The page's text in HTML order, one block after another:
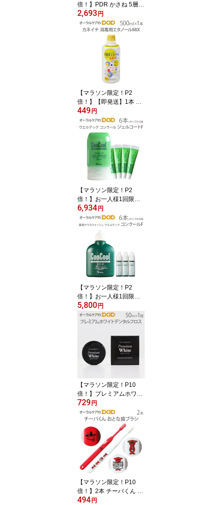
倍！】PDR かさね 5層マ
スク 日本製 30枚入り
【花粉症対策】【感染対
策】【高機能】【個包装
ではございません】【メ
ール便不可】
2,693円
【マラソン限定！P2
倍！】【即発送】1本 兼
一薬品 消毒用エタノール
MIX 500ml【医薬部外
品】【カビ・食中毒予防
のための】【感染対策】
【メール便不可】
449円
【マラソン限定！P2
倍！】お一人様1回限り1
セットまで！ウエルテッ
ク コンクール ConCool
フッ素コート歯みがきジ
ェル ジェルコートF 90ml
1450ppm キシリトール
配合 研磨剤なし 6本セッ
ト+サンプル5g×12本付
【発泡剤無配合】【メー
ル便不可】【送料無料】
6,934円
【マラソン限定！P2
倍！】お一人様1回限り1
セットまで！【医薬部外
品】ウエルテック コンク
ール ConCool 薬用マウ
ンス 洗口液 口臭予防 コ
ンクールF 100ml 6本セ
ット+おまけサンプル7ml
×10本付【メール便不
5,800円
【マラソン限定！P10
倍！】プレミアムホワイ
トデンタルフロス 50m
フッ素配合 WAX付 1個
【メール便可 12個ま
で】
729円
【マラソン限定！P10
倍！】2本 チーバくん お
とな歯ブラシ 2色アソー
494円